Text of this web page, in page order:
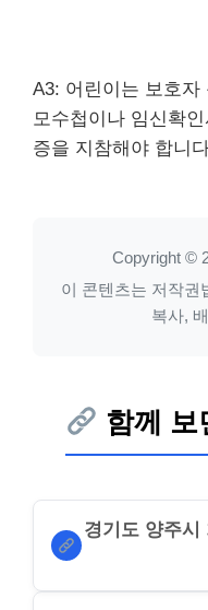
A3: 어린이는 보호
모수첩이나 임신확
증을 지참해야 합니
Copyright ©
이 콘텐츠는 저작권
복사,
함께 보
경기도 양주시